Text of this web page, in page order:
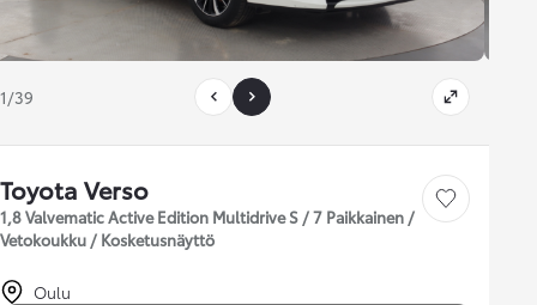
1/39
Toyota Verso
1,8 Valvematic Active Edition Multidrive S / 7 Paikkainen /
Vetokoukku / Kosketusnäyttö
Tallenna auto
Oulu